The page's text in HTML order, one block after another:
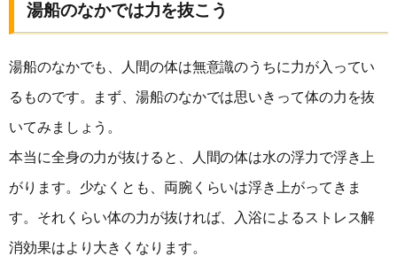
湯船のなかでは力を抜こう
湯船のなかでも、人間の体は無意識のうちに力が入ってい
るものです。まず、湯船のなかでは思いきって体の力を抜
いてみましょう。
本当に全身の力が抜けると、人間の体は水の浮力で浮き上
がります。少なくとも、両腕くらいは浮き上がってきま
す。それくらい体の力が抜ければ、入浴によるストレス解
消効果はより大きくなります。